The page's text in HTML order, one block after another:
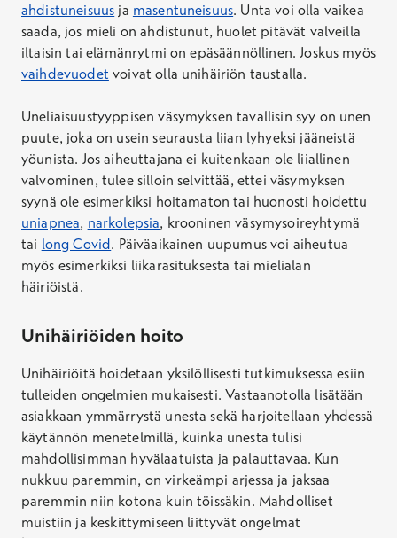
ahdistuneisuus ja masentuneisuus. Unta voi olla vaikea
saada, jos mieli on ahdistunut, huolet pitävät valveilla
iltaisin tai elämänrytmi on epäsäännöllinen. Joskus myös
vaihdevuodet voivat olla unihäiriön taustalla.
Uneliaisuustyyppisen väsymyksen tavallisin syy on unen
puute, joka on usein seurausta liian lyhyeksi jääneistä
yöunista. Jos aiheuttajana ei kuitenkaan ole liiallinen
valvominen, tulee silloin selvittää, ettei väsymyksen
syynä ole esimerkiksi hoitamaton tai huonosti hoidettu
uniapnea, narkolepsia, krooninen väsymysoireyhtymä
tai long Covid. Päiväaikainen uupumus voi aiheutua
myös esimerkiksi liikarasituksesta tai mielialan
häiriöistä.
Unihäiriöiden hoito
Unihäiriöitä hoidetaan yksilöllisesti tutkimuksessa esiin
tulleiden ongelmien mukaisesti. Vastaanotolla lisätään
asiakkaan ymmärrystä unesta sekä harjoitellaan yhdessä
käytännön menetelmillä, kuinka unesta tulisi
mahdollisimman hyvälaatuista ja palauttavaa. Kun
nukkuu paremmin, on virkeämpi arjessa ja jaksaa
paremmin niin kotona kuin töissäkin. Mahdolliset
muistiin ja keskittymiseen liittyvät ongelmat